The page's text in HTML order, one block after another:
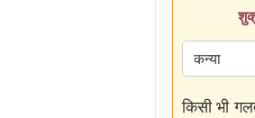
किसी भी